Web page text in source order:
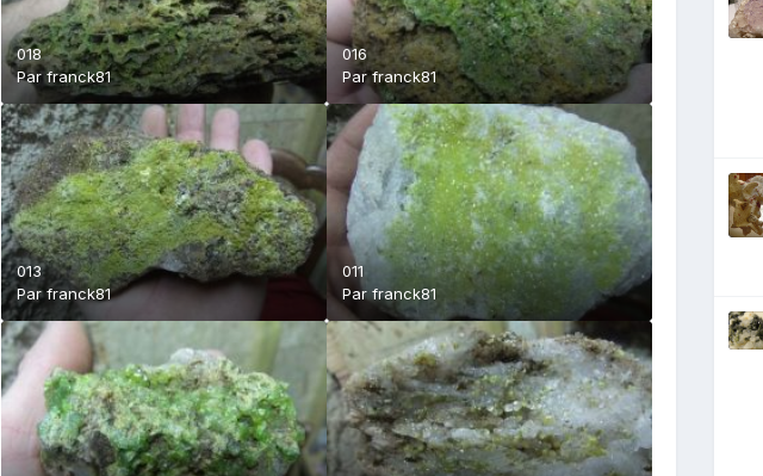
018
Parfranck81
016
Parfranck81
013
Parfranck81
011
Par franck81